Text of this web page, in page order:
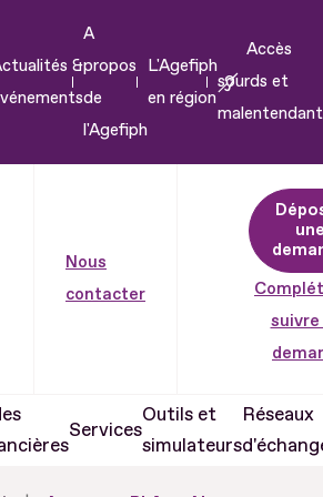
&
A
propos
de
l'Agefiph
L'Agefiph
en région
Accès
sourds et
Nous
contacter
suivre
Services
Outils et
simulateurs
Réseaux